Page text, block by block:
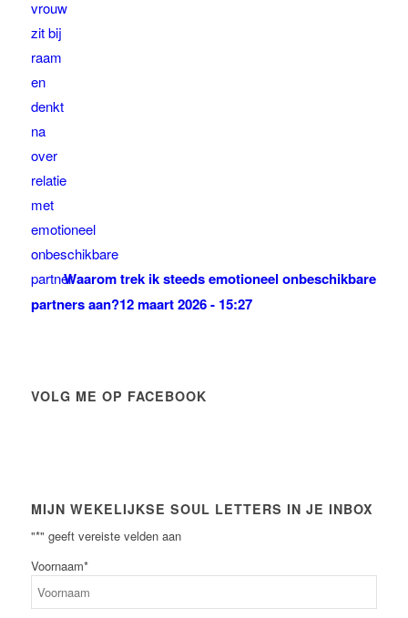
Waarom trek ik steeds emotioneel onbeschikbare
partners aan?12 maart 2026 - 15:27
VOLG ME OP FACEBOOK
MIJN WEKELIJKSE SOUL LETTERS IN JE INBOX
"*" geeft vereiste velden aan
Voornaam*